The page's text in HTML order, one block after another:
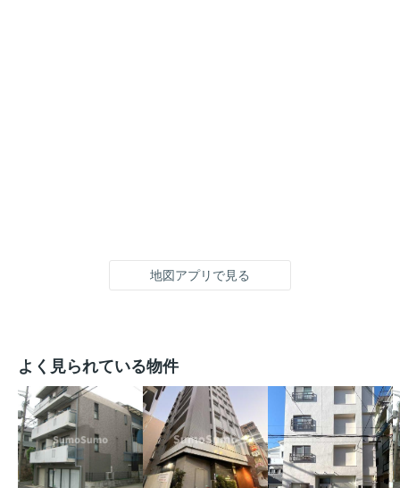
地図アプリで見る
よく見られている物件